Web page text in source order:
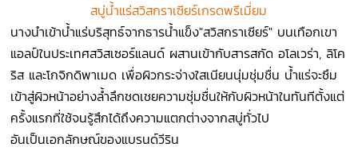
สบู่น้ำแร่สวิสกราเซียร์เกรดพรีเมี่ยม
นางนำเข้าน้ำแร่บริสุทธ์จากธารน้ำแข็ง"สวิสกราเซียร์" บนเทือกเขา
แอลป์ในประเทศสวิสเซอร์แลนด์ ผสานเข้ากับสารสกัด อโลเวร่า, ลิโค
ริส และโกจิกดิพาเมด เพื่อผิวกระจ่างใสเนียนนุ่มชุ่มชื่น น้ำแร่จะซึม
เข้าสู่ผิวหน้าอย่างล้ำลึกชดเชยความชุ่มชื่นให้กับผิวหน้าในทันทีตั้งแต่
ครั้งแรกที่ใช้จนรู้สึกได้ถึงความแตกต่างจากสบู่ทั่วไป
อันเป็นเอกลักษณ์ของแบรนด์วีริน